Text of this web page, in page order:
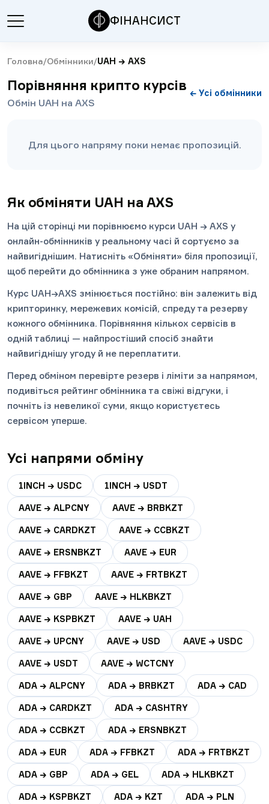
ФІНАНСИСТ
Головна/Обмінники/UAH → AXS
Порівняння крипто курсів
Обмін UAH на AXS
← Усі обмінники
Для цього напряму поки немає пропозицій.
Як обміняти UAH на AXS
На цій сторінці ми порівнюємо курси UAH → AXS у
онлайн-обмінників у реальному часі й сортуємо за
найвигіднішим. Натисніть «Обміняти» біля пропозиції,
щоб перейти до обмінника з уже обраним напрямом.
Курс UAH→AXS змінюється постійно: він залежить від
крипторинку, мережевих комісій, спреду та резерву
кожного обмінника. Порівняння кількох сервісів в
одній таблиці — найпростіший спосіб знайти
найвигіднішу угоду й не переплатити.
Перед обміном перевірте резерв і ліміти за напрямом,
подивіться рейтинг обмінника та свіжі відгуки, і
почніть із невеликої суми, якщо користуєтесь
сервісом уперше.
Усі напрями обміну
1INCH → USDC 1INCH → USDT
AAVE → ALPCNY AAVE → BRBKZT
AAVE → CARDKZT AAVE → CCBKZT
AAVE → ERSNBKZT AAVE → EUR
AAVE → FFBKZT AAVE → FRTBKZT
AAVE → GBP AAVE → HLKBKZT
AAVE → KSPBKZT AAVE → UAH
AAVE → UPCNY AAVE → USD AAVE → USDC
AAVE → USDT AAVE → WCTCNY
ADA → ALPCNY ADA → BRBKZT ADA → CAD
ADA → CARDKZT ADA → CASHTRY
ADA → CCBKZT ADA → ERSNBKZT
ADA → EUR ADA → FFBKZT ADA → FRTBKZT
ADA → GBP ADA → GEL ADA → HLKBKZT
ADA → KSPBKZT ADA → KZT ADA → PLN